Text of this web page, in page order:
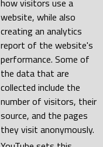
how visitors use a
website, while also
creating an analytics
report of the website's
performance. Some of
the data that are
collected include the
number of visitors, their
source, and the pages
they visit anonymously.